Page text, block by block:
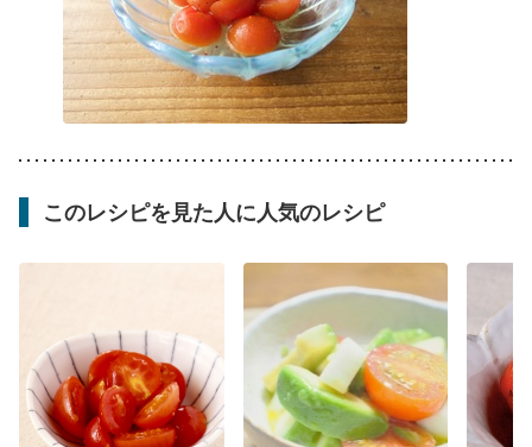
このレシピを見た人に人気のレシピ